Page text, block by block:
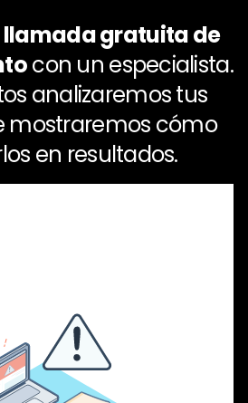
llamada gratuita de
con un especialista.
analizaremos tus
mostraremos cómo
en resultados.